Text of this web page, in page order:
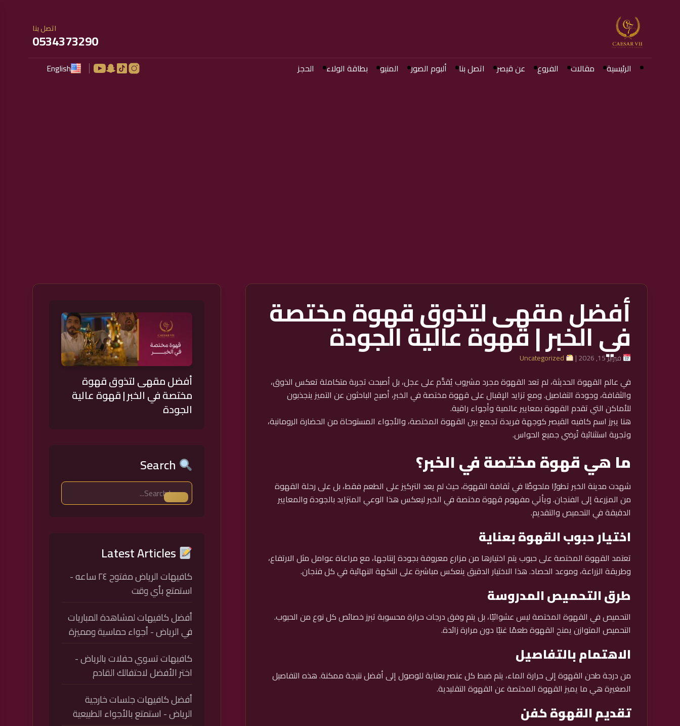
اتصل بنا
0534373290
الرئيسية مقالات الفروع عن قيصر اتصل بنا ألبوم الصور المنيو بطاقة الولاء الحجز English
أفضل مقهى لتذوق قهوة مختصة
في الخبر | قهوة عالية الجودة
فبراير 15, 2026 | Uncategorized
في عالم القهوة الحديثة، لم تعد القهوة مجرد مشروب يُقدَّم على عجل، بل أصبحت تجربة متكاملة تعكس الذوق،
والثقافة، وجودة التفاصيل. ومع تزايد الإقبال على قهوة مختصة في الخبر، أصبح الباحثون عن التميز ينجذبون
للأماكن التي تقدم القهوة بمعايير عالمية وأجواء راقية.
هنا يبرز اسم كافيه القيصر كوجهة فريدة تجمع بين القهوة المختصة، والأجواء المستوحاة من الحضارة الرومانية،
وتجربة استثنائية تُرضي جميع الحواس.
ما هي قهوة مختصة في الخبر؟
شهدت مدينة الخبر تطورًا ملحوظًا في ثقافة القهوة، حيث لم يعد التركيز على الطعم فقط، بل على رحلة القهوة
من المزرعة إلى الفنجان. ويأتي مفهوم قهوة مختصة في الخبر ليعكس هذا الوعي المتزايد بالجودة والمعايير
الدقيقة في التحميص والتقديم.
اختيار حبوب القهوة بعناية
تعتمد القهوة المختصة على حبوب يتم اختيارها من مزارع معروفة بجودة إنتاجها، مع مراعاة عوامل مثل الارتفاع،
وطريقة الزراعة، وموعد الحصاد. هذا الاختيار الدقيق ينعكس مباشرة على النكهة النهائية في كل فنجان.
طرق التحميص المدروسة
التحميص في القهوة المختصة ليس عشوائيًا، بل يتم وفق درجات حرارة محسوبة تبرز خصائص كل نوع من الحبوب.
التحميص المتوازن يمنح القهوة طعمًا غنيًا دون مرارة زائدة.
الاهتمام بالتفاصيل
من درجة طحن القهوة إلى حرارة الماء، يتم ضبط كل عنصر بعناية للوصول إلى أفضل نتيجة ممكنة. هذه التفاصيل
الصغيرة هي ما يميز القهوة المختصة عن القهوة التقليدية.
تقديم القهوة كفن
أفضل مقهى لتذوق قهوة
مختصة في الخبر | قهوة عالية
الجودة
كافيهات الرياض مفتوح ٢٤ ساعه -
استمتع بأي وقت
أفضل كافيهات لمشاهدة المباريات
في الرياض - أجواء حماسية ومميزة
كافيهات تسوي حفلات بالرياض -
اختر الأفضل لاحتفالك القادم
أفضل كافيهات جلسات خارجية
الرياض - استمتع بالأجواء الطبيعية